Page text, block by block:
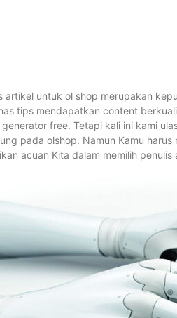
artikel untuk ol shop merupakan
tips mendapatkan content
free. Tetapi kali ini kami
pada olshop. Namun Kamu
acuan Kita dalam memilih penulis